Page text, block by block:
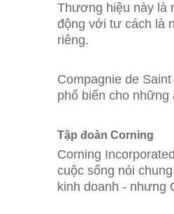
Thương hiệu này là
động với tư cách là
riêng.
Compagnie de
phổ biến cho
Tập đoàn Corning
Corning
cuộc sống nói
kinh doanh - nhưng